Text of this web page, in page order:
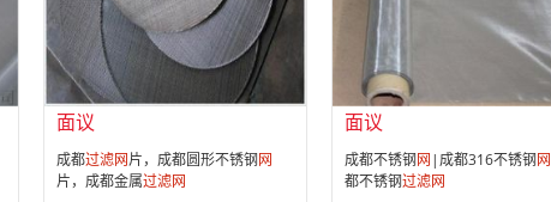
成立日期：2012-11-08
供应产品：
582 条
面议
成都过滤网片，成都圆形不锈钢网
片，成都金属过滤网
成立日期：
面议
成都不锈钢网 |成都316不锈钢网
都不锈钢过滤网